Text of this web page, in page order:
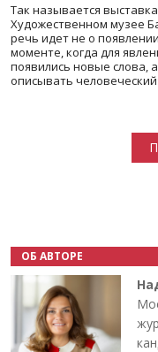
Так называется
Художественном музее
речь идет не о
моменте, когда для
появились новые слова,
описывать
ОБ АВТОРЕ